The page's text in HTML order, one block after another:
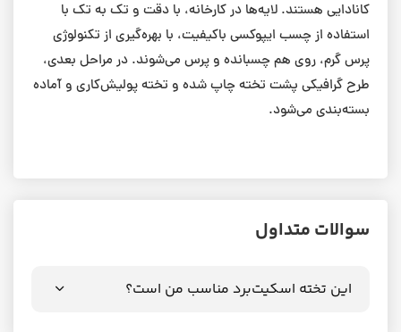
کانادایی هستند. لایه‌ها در کارخانه، با دقت و تک به تک با
استفاده از چسب ایپوکسی باکیفیت، با بهره‌گیری از تکنولوژی
پرس گرم، روی هم چسبانده و پرس می‌شوند. در مراحل بعدی،
طرح گرافیکی پشت تخته چاپ شده و تخته پولیش‌کاری و آماده
بسته‌بندی می‌شود.
سوالات متداول
این تخته اسکیت‌برد مناسب من است؟